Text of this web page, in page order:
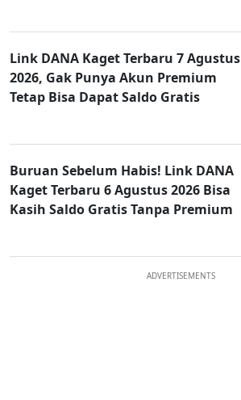
Link DANA Kaget Terbaru 7 Agustus
2026, Gak Punya Akun Premium
Tetap Bisa Dapat Saldo Gratis
Buruan Sebelum Habis! Link DANA
Kaget Terbaru 6 Agustus 2026 Bisa
Kasih Saldo Gratis Tanpa Premium
ADVERTISEMENTS